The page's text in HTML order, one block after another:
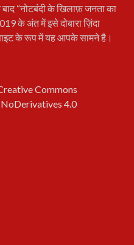
“नोटबंदी के खिलाफ़ जनता का
के अंत में इसे दोबारा ज़िंदा
के रूप में यह आपके सामने है।
Commons
4.0